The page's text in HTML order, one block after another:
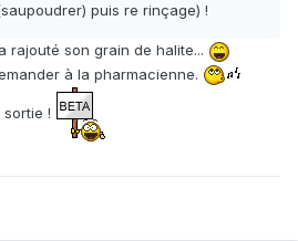
puis re rinçage) !
rajouté son grain de halite...
à la pharmacienne.
sortie !